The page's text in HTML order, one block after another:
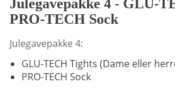
Julegavepakke 4 - GLU-
PRO-TECH Sock
Julegavepakke 4:
GLU-TECH Tights (Dame eller
PRO-TECH Sock